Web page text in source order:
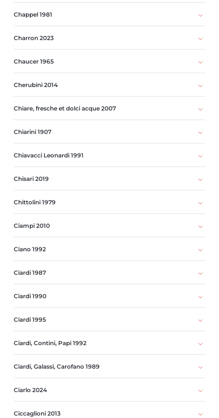
Chappel 1981
Charron 2023
Chaucer 1965
Cherubini 2014
Chiare, fresche et dolci acque 2007
Chiarini 1907
Chiavacci Leonardi 1991
Chisari 2019
Chittolini 1979
Ciampi 2010
Ciano 1992
Ciardi 1987
Ciardi 1990
Ciardi 1995
Ciardi, Contini, Papi 1992
Ciardi, Galassi, Carofano 1989
Ciarlo 2024
Ciccaglioni 2013